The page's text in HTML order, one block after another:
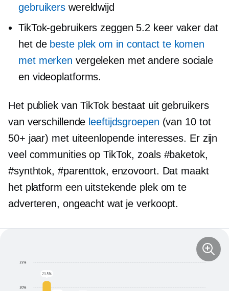
gebruikers wereldwijd
TikTok-gebruikers zeggen 5.2 keer vaker dat
het de beste plek om in contact te komen
met merken vergeleken met andere sociale
en videoplatforms.
Het publiek van TikTok bestaat uit gebruikers
van verschillende leeftijdsgroepen (van 10 tot
50+ jaar) met uiteenlopende interesses. Er zijn
veel communities op TikTok, zoals #baketok,
#synthtok, #parenttok, enzovoort. Dat maakt
het platform een ​​uitstekende plek om te
adverteren, ongeacht wat je verkoopt.